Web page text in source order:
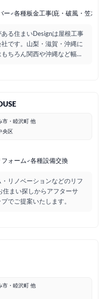
ー 各種板金工事(庇・破風・笠木
る住まいDesignは屋根工事
です。山梨・滋賀・沖縄に
ちろん関西や沖縄など幅広
市・睦沢町 他
央区
フォーム 各種設備交換
リノベーションなどのリフ
住まい探しからアフターサ
でご提案いたします。
市・睦沢町 他